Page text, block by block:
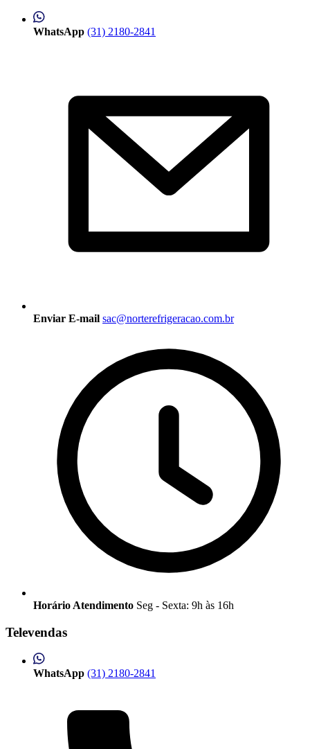
WhatsApp (31) 2180-2841
Enviar E-mail sac@norterefrigeracao.com.br
Horário Atendimento Seg - Sexta: 9h às 16h
Televendas
WhatsApp (31) 2180-2841